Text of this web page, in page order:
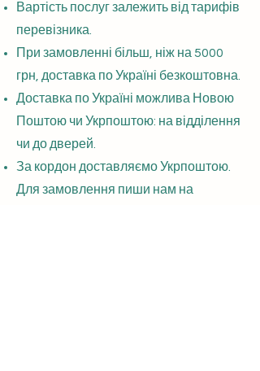
Вартість послуг залежить від тарифів
перевізника.
При замовленні більш, ніж на 5000
грн, доставка по Україні безкоштовна.
Доставка по Україні можлива Новою
Поштою чи Укрпоштою: на відділення
чи до дверей.
За кордон доставляємо Укрпоштою.
Для замовлення пиши нам на